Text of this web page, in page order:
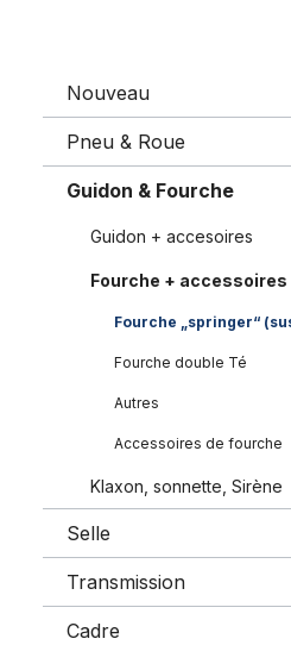
Nouveau
Pneu & Roue
Guidon & Fourche
Guidon + accesoires
Fourche + accessoires
Fourche „springer“
Fourche double Té
Autres
Accessoires de fourche
Klaxon, sonnette, Sirène
Selle
Transmission
Cadre